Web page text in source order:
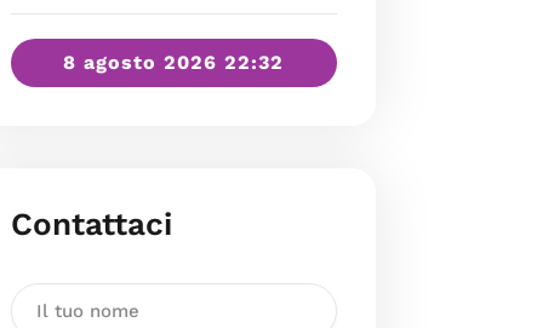
8 agosto 2026 22:32
Contattaci